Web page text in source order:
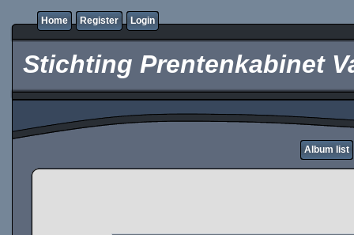
Home Register Login
Stichting Prentenkabinet
Album list